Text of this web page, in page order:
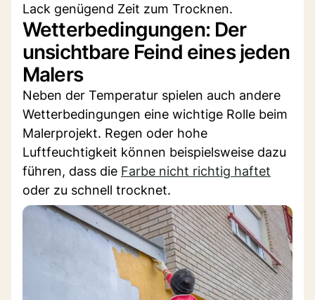
Lack genügend Zeit zum Trocknen.
Wetterbedingungen: Der
unsichtbare Feind eines jeden
Malers
Neben der Temperatur spielen auch andere
Wetterbedingungen eine wichtige Rolle beim
Malerprojekt. Regen oder hohe
Luftfeuchtigkeit können beispielsweise dazu
führen, dass die Farbe nicht richtig haftet
oder zu schnell trocknet.